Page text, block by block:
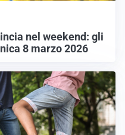
nel weekend: gli
8 marzo 2026